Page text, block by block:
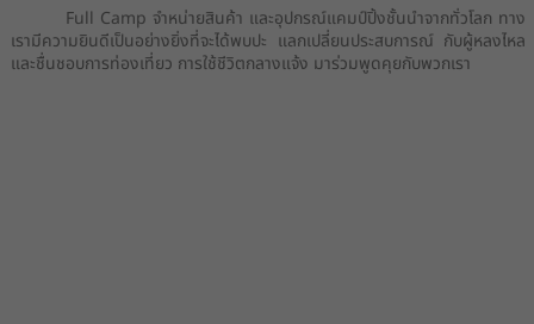
Full Camp จำหน่ายสินค้า และอุปกรณ์แคมป์ปิ้งชั้นนำจากทั่วโลก ทาง
เรามีความยินดีเป็นอย่างยิ่งที่จะได้พบปะ แลกเปลี่ยนประสบการณ์ กับผู้หลงไหล
และชื่นชอบการท่องเที่ยว การใช้ชีวิตกลางแจ้ง มาร่วมพูดคุยกับพวกเรา